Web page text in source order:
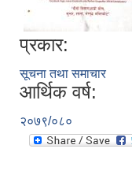
प्रकार:
सूचना तथा समाचार
आर्थिक वर्ष:
२०७९/०८०